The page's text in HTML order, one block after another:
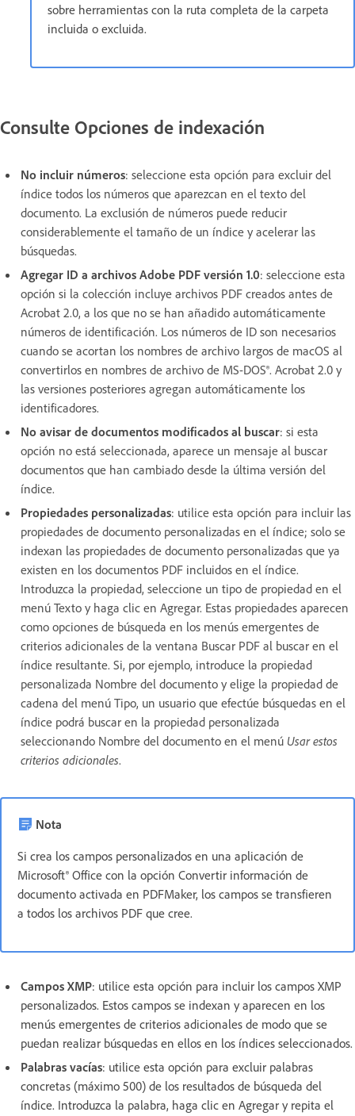
sobre herramientas con la ruta completa de la carpeta
incluida o excluida.
Consulte Opciones de indexación
No incluir números: seleccione esta opción para excluir del
índice todos los números que aparezcan en el texto del
documento. La exclusión de números puede reducir
considerablemente el tamaño de un índice y acelerar las
búsquedas.
Agregar ID a archivos Adobe PDF versión 1.0: seleccione esta
opción si la colección incluye archivos PDF creados antes de
Acrobat 2.0, a los que no se han añadido automáticamente
números de identificación. Los números de ID son necesarios
cuando se acortan los nombres de archivo largos de macOS al
convertirlos en nombres de archivo de MS-DOS®. Acrobat 2.0 y
las versiones posteriores agregan automáticamente los
identificadores.
No avisar de documentos modificados al buscar: si esta
opción no está seleccionada, aparece un mensaje al buscar
documentos que han cambiado desde la última versión del
índice.
Propiedades personalizadas: utilice esta opción para incluir las
propiedades de documento personalizadas en el índice; solo se
indexan las propiedades de documento personalizadas que ya
existen en los documentos PDF incluidos en el índice.
Introduzca la propiedad, seleccione un tipo de propiedad en el
menú Texto y haga clic en Agregar. Estas propiedades aparecen
como opciones de búsqueda en los menús emergentes de
criterios adicionales de la ventana Buscar PDF al buscar en el
índice resultante. Si, por ejemplo, introduce la propiedad
personalizada Nombre del documento y elige la propiedad de
cadena del menú Tipo, un usuario que efectúe búsquedas en el
índice podrá buscar en la propiedad personalizada
seleccionando Nombre del documento en el menú Usar estos
criterios adicionales.
Nota
Si crea los campos personalizados en una aplicación de
Microsoft® Office con la opción Convertir información de
documento activada en PDFMaker, los campos se transfieren
a todos los archivos PDF que cree.
Campos XMP: utilice esta opción para incluir los campos XMP
personalizados. Estos campos se indexan y aparecen en los
menús emergentes de criterios adicionales de modo que se
puedan realizar búsquedas en ellos en los índices seleccionados.
Palabras vacías: utilice esta opción para excluir palabras
concretas (máximo 500) de los resultados de búsqueda del
índice. Introduzca la palabra, haga clic en Agregar y repita el